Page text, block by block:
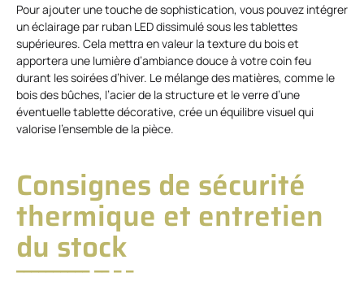
Pour ajouter une touche de sophistication, vous pouvez intégrer
un éclairage par ruban LED dissimulé sous les tablettes
supérieures. Cela mettra en valeur la texture du bois et
apportera une lumière d’ambiance douce à votre coin feu
durant les soirées d’hiver. Le mélange des matières, comme le
bois des bûches, l’acier de la structure et le verre d’une
éventuelle tablette décorative, crée un équilibre visuel qui
valorise l’ensemble de la pièce.
Consignes de sécurité
thermique et entretien
du stock